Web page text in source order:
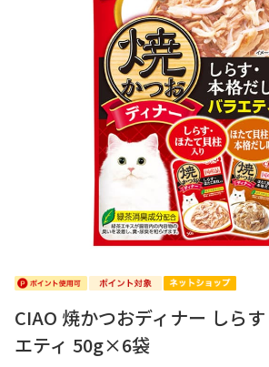
CIAO 焼かつおディナー しら
エティ 50g×6袋